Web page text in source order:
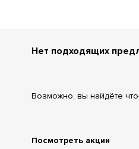
Нет подходящих
Возможно, вы найдёте
Посмотреть акции